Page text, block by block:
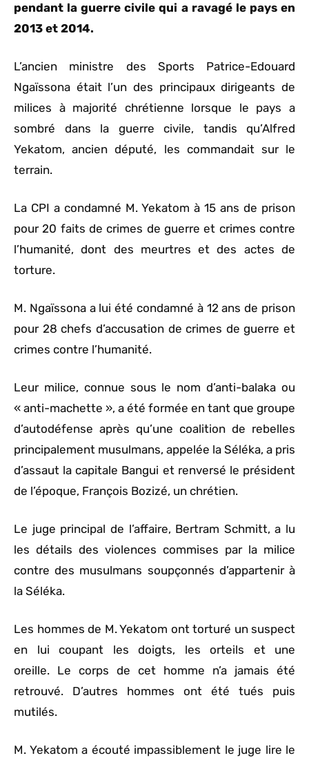
pendant la guerre civile qui a ravagé le pays en
2013 et 2014.
L’ancien ministre des Sports Patrice-Edouard
Ngaïssona était l’un des principaux dirigeants de
milices à majorité chrétienne lorsque le pays a
sombré dans la guerre civile, tandis qu’Alfred
Yekatom, ancien député, les commandait sur le
terrain.
La CPI a condamné M. Yekatom à 15 ans de prison
pour 20 faits de crimes de guerre et crimes contre
l’humanité, dont des meurtres et des actes de
torture.
M. Ngaïssona a lui été condamné à 12 ans de prison
pour 28 chefs d’accusation de crimes de guerre et
crimes contre l’humanité.
Leur milice, connue sous le nom d’anti-balaka ou
« anti-machette », a été formée en tant que groupe
d’autodéfense après qu’une coalition de rebelles
principalement musulmans, appelée la Séléka, a pris
d’assaut la capitale Bangui et renversé le président
de l’époque, François Bozizé, un chrétien.
Le juge principal de l’affaire, Bertram Schmitt, a lu
les détails des violences commises par la milice
contre des musulmans soupçonnés d’appartenir à
la Séléka.
Les hommes de M. Yekatom ont torturé un suspect
en lui coupant les doigts, les orteils et une
oreille. Le corps de cet homme n’a jamais été
retrouvé. D’autres hommes ont été tués puis
mutilés.
M. Yekatom a écouté impassiblement le juge lire le